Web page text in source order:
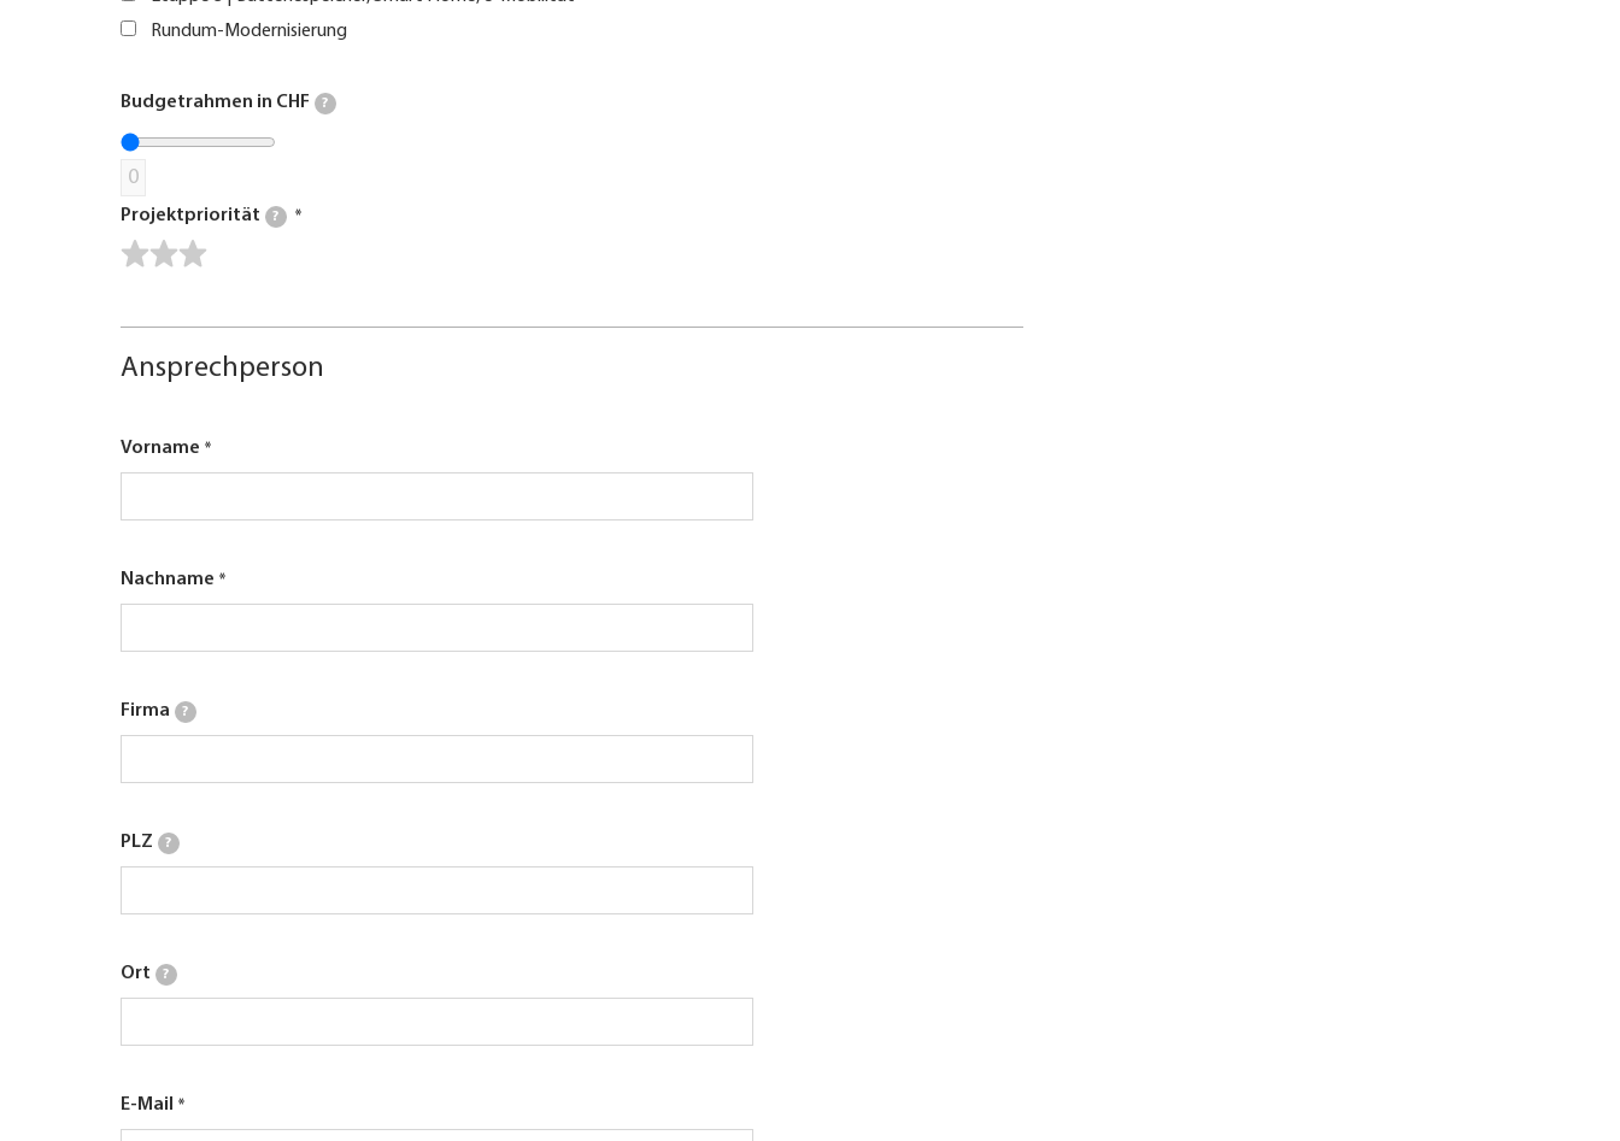
Rundum-Modernisierung
Budgetrahmen in CHF ?
0
Projektpriorität ?
Ansprechperson
Vorname
Nachname
Firma ?
PLZ ?
Ort ?
E-Mail